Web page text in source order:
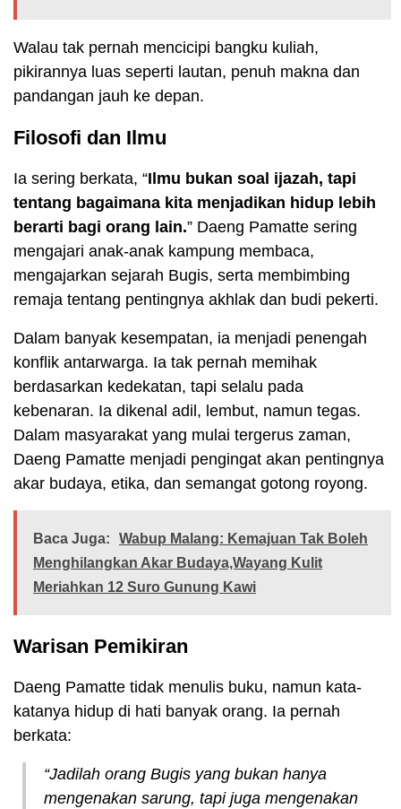
Walau tak pernah mencicipi bangku kuliah,
pikirannya luas seperti lautan, penuh makna dan
pandangan jauh ke depan.
Filosofi dan Ilmu
Ia sering berkata, “Ilmu bukan soal ijazah, tapi
tentang bagaimana kita menjadikan hidup lebih
berarti bagi orang lain.” Daeng Pamatte sering
mengajari anak-anak kampung membaca,
mengajarkan sejarah Bugis, serta membimbing
remaja tentang pentingnya akhlak dan budi pekerti.
Dalam banyak kesempatan, ia menjadi penengah
konflik antarwarga. Ia tak pernah memihak
berdasarkan kedekatan, tapi selalu pada
kebenaran. Ia dikenal adil, lembut, namun tegas.
Dalam masyarakat yang mulai tergerus zaman,
Daeng Pamatte menjadi pengingat akan pentingnya
akar budaya, etika, dan semangat gotong royong.
Baca Juga:
Wabup Malang: Kemajuan Tak Boleh
Menghilangkan Akar Budaya,Wayang Kulit
Meriahkan 12 Suro Gunung Kawi
Warisan Pemikiran
Daeng Pamatte tidak menulis buku, namun kata-
katanya hidup di hati banyak orang. Ia pernah
berkata:
“Jadilah orang Bugis yang bukan hanya
mengenakan sarung, tapi juga mengenakan